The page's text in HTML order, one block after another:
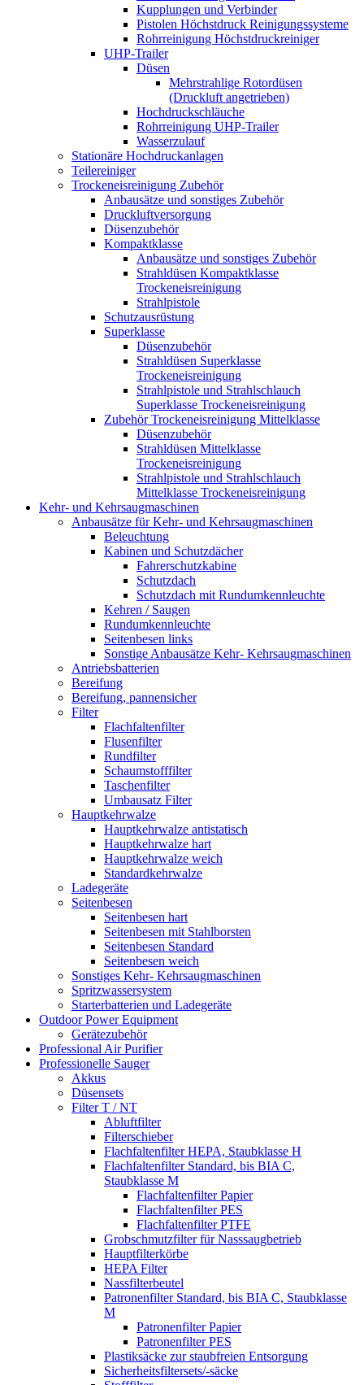
Kupplungen und Verbinder
Pistolen Höchstdruck Reinigungssysteme
Rohrreinigung Höchstdruckreiniger
UHP-Trailer
Düsen
Mehrstrahlige Rotordüsen
(Druckluft angetrieben)
Hochdruckschläuche
Rohrreinigung UHP-Trailer
Wasserzulauf
Stationäre Hochdruckanlagen
Teilereiniger
Trockeneisreinigung Zubehör
Anbausätze und sonstiges Zubehör
Druckluftversorgung
Düsenzubehör
Kompaktklasse
Anbausätze und sonstiges Zubehör
Strahldüsen Kompaktklasse
Trockeneisreinigung
Strahlpistole
Schutzausrüstung
Superklasse
Düsenzubehör
Strahldüsen Superklasse
Trockeneisreinigung
Strahlpistole und Strahlschlauch
Superklasse Trockeneisreinigung
Zubehör Trockeneisreinigung Mittelklasse
Düsenzubehör
Strahldüsen Mittelklasse
Trockeneisreinigung
Strahlpistole und Strahlschlauch
Mittelklasse Trockeneisreinigung
Kehr- und Kehrsaugmaschinen
Anbausätze für Kehr- und Kehrsaugmaschinen
Beleuchtung
Kabinen und Schutzdächer
Fahrerschutzkabine
Schutzdach
Schutzdach mit Rundumkennleuchte
Kehren / Saugen
Rundumkennleuchte
Seitenbesen links
Sonstige Anbausätze Kehr- Kehrsaugmaschinen
Antriebsbatterien
Bereifung
Bereifung, pannensicher
Filter
Flachfaltenfilter
Flusenfilter
Rundfilter
Schaumstofffilter
Taschenfilter
Umbausatz Filter
Hauptkehrwalze
Hauptkehrwalze antistatisch
Hauptkehrwalze hart
Hauptkehrwalze weich
Standardkehrwalze
Ladegeräte
Seitenbesen
Seitenbesen hart
Seitenbesen mit Stahlborsten
Seitenbesen Standard
Seitenbesen weich
Sonstiges Kehr- Kehrsaugmaschinen
Spritzwassersystem
Starterbatterien und Ladegeräte
Outdoor Power Equipment
Gerätezubehör
Professional Air Purifier
Professionelle Sauger
Akkus
Düsensets
Filter T / NT
Abluftfilter
Filterschieber
Flachfaltenfilter HEPA, Staubklasse H
Flachfaltenfilter Standard, bis BIA C,
Staubklasse M
Flachfaltenfilter Papier
Flachfaltenfilter PES
Flachfaltenfilter PTFE
Grobschmutzfilter für Nasssaugbetrieb
Hauptfilterkörbe
HEPA Filter
Nassfilterbeutel
Patronenfilter Standard, bis BIA C, Staubklasse
M
Patronenfilter Papier
Patronenfilter PES
Plastiksäcke zur staubfreien Entsorgung
Sicherheitsfiltersets/-säcke